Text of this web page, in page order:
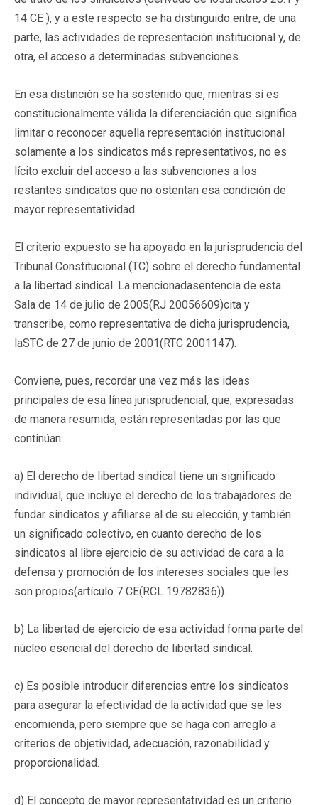
14 CE ), y a este respecto se ha distinguido entre, de una
parte, las actividades de representación institucional y, de
otra, el acceso a determinadas subvenciones.
En esa distinción se ha sostenido que, mientras sí es
constitucionalmente válida la diferenciación que significa
limitar o reconocer aquella representación institucional
solamente a los sindicatos más representativos, no es
lícito excluir del acceso a las subvenciones a los
restantes sindicatos que no ostentan esa condición de
mayor representatividad.
El criterio expuesto se ha apoyado en la jurisprudencia del
Tribunal Constitucional (TC) sobre el derecho fundamental
a la libertad sindical. La mencionadasentencia de esta
Sala de 14 de julio de 2005(RJ 20056609)cita y
transcribe, como representativa de dicha jurisprudencia,
laSTC de 27 de junio de 2001(RTC 2001147).
Conviene, pues, recordar una vez más las ideas
principales de esa línea jurisprudencial, que, expresadas
de manera resumida, están representadas por las que
continúan:
a) El derecho de libertad sindical tiene un significado
individual, que incluye el derecho de los trabajadores de
fundar sindicatos y afiliarse al de su elección, y también
un significado colectivo, en cuanto derecho de los
sindicatos al libre ejercicio de su actividad de cara a la
defensa y promoción de los intereses sociales que les
son propios(artículo 7 CE(RCL 19782836)).
b) La libertad de ejercicio de esa actividad forma parte del
núcleo esencial del derecho de libertad sindical.
c) Es posible introducir diferencias entre los sindicatos
para asegurar la efectividad de la actividad que se les
encomienda, pero siempre que se haga con arreglo a
criterios de objetividad, adecuación, razonabilidad y
proporcionalidad.
d) El concepto de mayor representatividad es un criterio